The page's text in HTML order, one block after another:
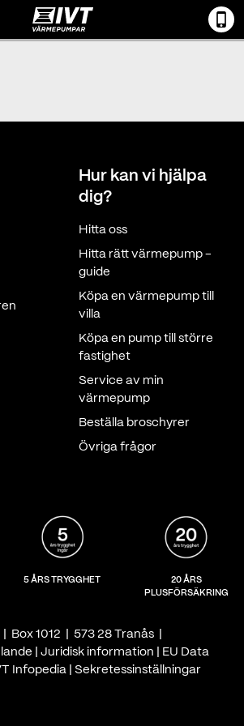
Hur kan vi hjälpa
dig?
Hitta oss
Hitta rätt värmepump -
guide
Köpa en värmepump till
villa
Köpa en pump till större
fastighet
Service av min
värmepump
Beställa broschyrer
Övriga frågor
5 ÅRS TRYGGHET
20 ÅRS
PLUSFÖRSÄKRING
Box 1012 | 573 28 Tranås |
Juridisk information
EU Data
Infopedia Sekretessinställningar